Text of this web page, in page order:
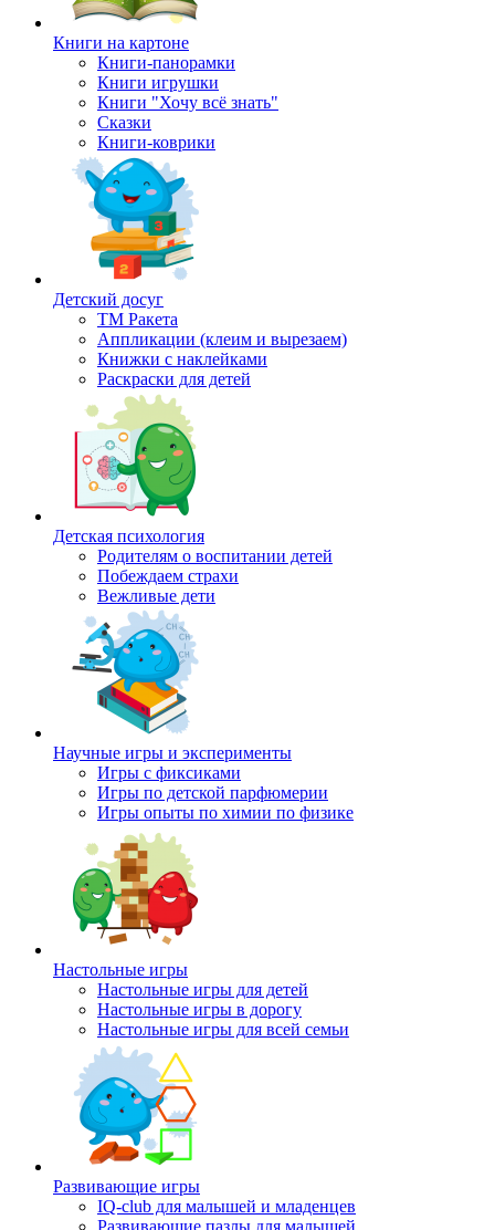
Книги на картоне
Книги-панорамки
Книги игрушки
Книги "Хочу всё знать"
Сказки
Книги-коврики
Детский досуг
ТМ Ракета
Аппликации (клеим и вырезаем)
Книжки с наклейками
Раскраски для детей
Детская психология
Родителям о воспитании детей
Побеждаем страхи
Вежливые дети
Научные игры и эксперименты
Игры с фиксиками
Игры по детской парфюмерии
Игры опыты по химии по физике
Настольные игры
Настольные игры для детей
Настольные игры в дорогу
Настольные игры для всей семьи
Развивающие игры
IQ-club для малышей и младенцев
Развивающие пазлы для малышей